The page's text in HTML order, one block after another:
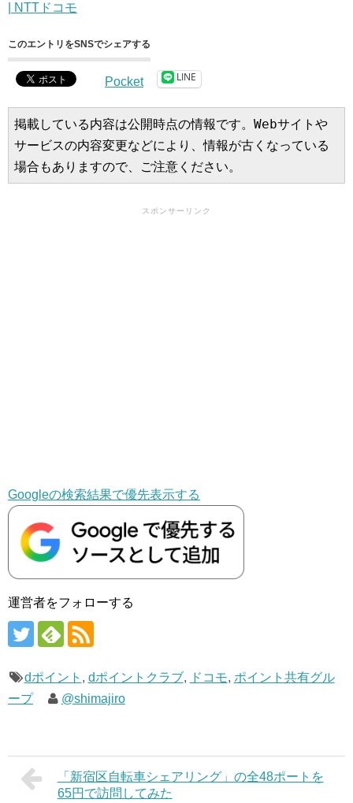
| NTTドコモ
このエントリをSNSでシェアする
Pocket LINE
掲載している内容は公開時点の情報です。Webサイトや
サービスの内容変更などにより、情報が古くなっている
場合もありますので、ご注意ください。
スポンサーリンク
Googleの検索結果で優先表示する
運営者をフォローする
dポイント , dポイントクラブ, ドコモ, ポイント共有グル
ープ
@shimajiro
「新宿区自転車シェアリング」の全48ポートを
65円で訪問してみた